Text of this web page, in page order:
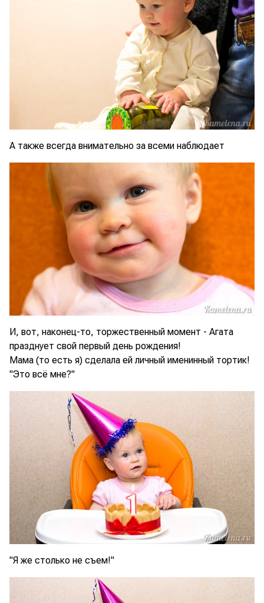
А также всегда внимательно за всеми наблюдает
И, вот, наконец-то, торжественный момент - Агата
празднует свой первый день рождения!
Мама (то есть я) сделала ей личный именинный тортик!
"Это всё мне?"
"Я же столько не съем!"